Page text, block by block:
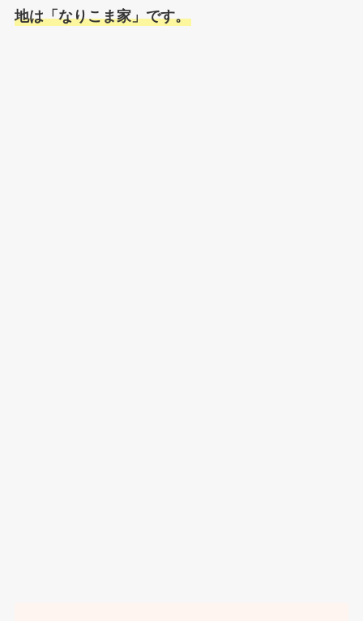
地は「なりこま家」です。